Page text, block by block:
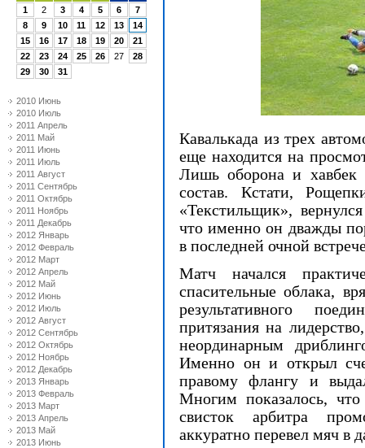
1
2 3 4 5 6
7
8
9 10 11 12 13
14
15
16 17 18 19 20
21
22
23 24 25 26 27
28
29
30 31
2010 Июнь
2010 Июль
2011 Апрель
2011 Май
2011 Июнь
2011 Июль
2011 Август
2011 Сентябрь
2011 Октябрь
2011 Ноябрь
2011 Декабрь
2012 Январь
2012 Февраль
2012 Март
2012 Апрель
2012 Май
2012 Июнь
2012 Июль
2012 Август
2012 Сентябрь
2012 Октябрь
2012 Ноябрь
2012 Декабрь
2013 Январь
2013 Февраль
2013 Март
2013 Апрель
2013 Май
2013 Июнь
Кавалькада из трех
еще находится на
Лишь оборона и хавбек
состав. Кстати,
«Текстильщик»,
что именно он дважды
в последней очной
Матч начался
спасительные облака,
результативного
притязания на
неординарным
Именно он и открыл
правому флангу и
Многим показалось,
свисток арбитра
аккуратно перевел мяч в